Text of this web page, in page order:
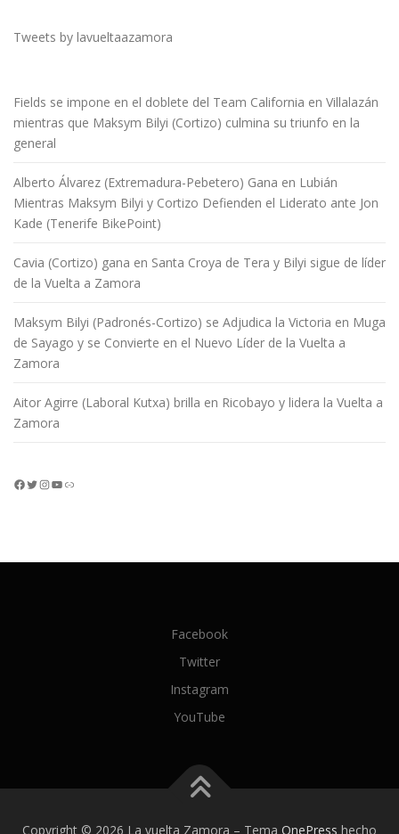
Tweets by lavueltaazamora
Fields se impone en el doblete del Team California en Villalazán
mientras que Maksym Bilyi (Cortizo) culmina su triunfo en la
general
Alberto Álvarez (Extremadura-Pebetero) Gana en Lubián
Mientras Maksym Bilyi y Cortizo Defienden el Liderato ante Jon
Kade (Tenerife BikePoint)
Cavia (Cortizo) gana en Santa Croya de Tera y Bilyi sigue de líder
de la Vuelta a Zamora
Maksym Bilyi (Padronés-Cortizo) se Adjudica la Victoria en Muga
de Sayago y se Convierte en el Nuevo Líder de la Vuelta a
Zamora
Aitor Agirre (Laboral Kutxa) brilla en Ricobayo y lidera la Vuelta a
Zamora
Facebook Twitter InstagramYouTube Enlace
Facebook
Twitter
Instagram
YouTube
Copyright © 2026 La vuelta Zamora – Tema OnePress hecho